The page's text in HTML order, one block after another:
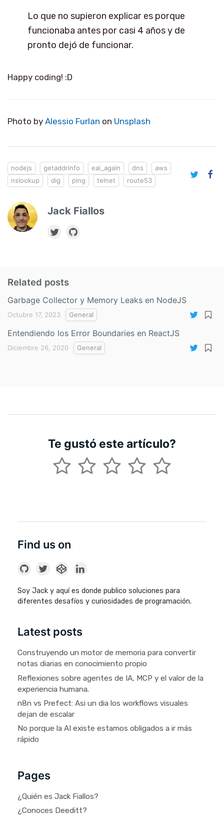
Lo que no supieron explicar es porque
funcionaba antes por casi 4 años y de
pronto dejó de funcionar.
Happy coding! :D
Photo by Alessio Furlan on Unsplash
nodejs getaddrinfo eai_again dns
aws
nslookup
dig ping telnet route53
Jack Fiallos
Related posts
Garbage Collector y Memory Leaks en NodeJS
Octubre 17, 2023 General
Entendiendo los Error Boundaries en ReactJS
Diciembre 26, 2020 General
Te gustó este artículo?
Find us on
Soy Jack y aquí es donde publico soluciones para
diferentes desafíos y curiosidades de programación.
Latest posts
Construyendo un motor de memoria para convertir
notas diarias en conocimiento propio
Reflexiones sobre agentes de IA, MCP y el valor de la
experiencia humana.
n8n vs Prefect: Asi un dia los workflows visuales
dejan de escalar
No porque la AI existe estamos obligados a ir más
rápido
Pages
¿Quién es Jack Fiallos?
¿Conoces Deeditt?